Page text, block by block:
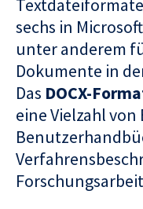
sechs in
unter anderem
Dokumente in
Das DOCX-
eine Vielzahl